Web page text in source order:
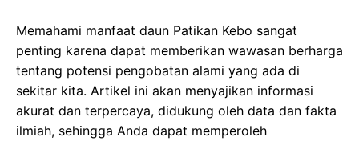
Memahami manfaat daun Patikan Kebo sangat
penting karena dapat memberikan wawasan berharga
tentang potensi pengobatan alami yang ada di
sekitar kita. Artikel ini akan menyajikan informasi
akurat dan terpercaya, didukung oleh data dan fakta
ilmiah, sehingga Anda dapat memperoleh